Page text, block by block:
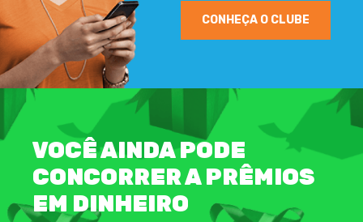
CONHEÇA O CLUBE
VOCÊ AINDA PODE
CONCORRER A PRÊMIOS
EM DINHEIRO